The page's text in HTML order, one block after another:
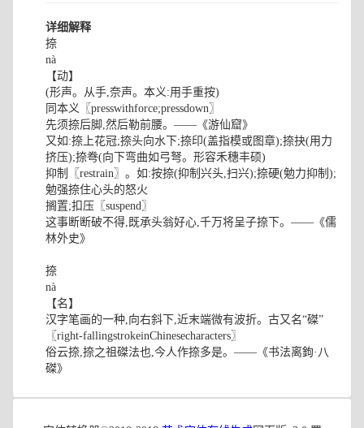
详细解释
捺
nà
【动】
(形声。从手,奈声。本义:用手重按)
同本义〖presswithforce;pressdown〗
先须捺后脚,然后勒前腰。——《游仙窟》
又如:捺上花冠;捺头向水下;捺印(盖指模或图章);捺抉(用力
挤压);捺弮(向下弯曲如弓弩。形容禾穗丰硕)
抑制〖restrain〗。如:按捺(抑制兴头,扫兴);捺硬(勉力抑制);
勉强捺住心头的怒火
搁置;扣压〖suspend〗
这事断断破不得,既承头翁好心,千万将呈子捺下。——《儒
林外史》
捺
nà
【名】
汉字笔画的一种,向右斜下,近末端微有波折。古又名“磔”
〖right-fallingstrokeinChinesecharacters〗
俗云捺,捺之祖磔法也,今人作捺多是。——《书法离鉤·八
磔》